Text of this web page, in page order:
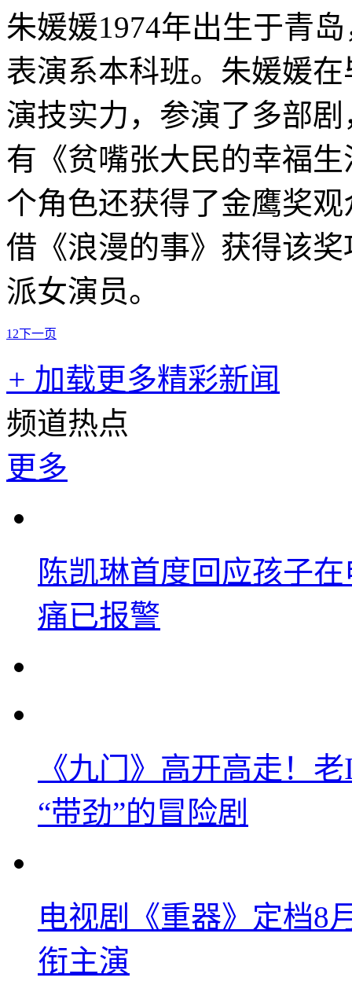
朱媛媛1974年出生于青
表演系本科班。朱媛媛
演技实力，参演了多部
有《贫嘴张大民的幸福
个角色还获得了金鹰奖
借《浪漫的事》获得该
派女演员。
1 2下一页
+ 加载更多精彩新闻
频道热点
更多
陈凯琳首度回应孩子
痛已报警
《九门》高开高走！
“带劲”的冒险剧
电视剧《重器》定档8
衔主演